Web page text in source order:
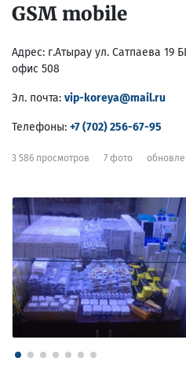
GSM mobile
Адрес: г.Атырау ул. Сатпаева 19
офис 508
Эл. почта: vip-koreya@mail.ru
Телефоны: +7 (702) 256-67-95
3 586 просмотров 7 фото